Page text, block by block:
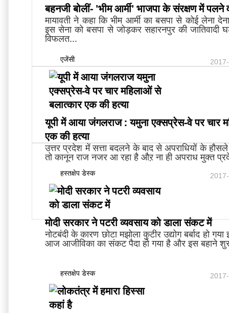
बहनजी बोलीं- 'भीम आर्मी' भाजपा के संरक्षण में पलने
मायावती ने कहा कि भीम आर्मी का बसपा से कोई लेना
इस सेना को बसपा से जोड़कर सहारनपुर की
विफलत...
एजेंसी
यूपी में आया जंगलराज : यमुना एक्सप्रेस-वे पर चार
एक की हत्या
उत्तर प्रदेश में सत्ता बदलने के बाद से अपराधियों के
तो कानून राज नजर आ रहा है औऱ ना ही अपराध मुक्त
हस्तक्षेप डेस्क
मोदी सरकार ने पटरी व्यवसाय को डाला संकट में
नोटबंदी के कारण छोटा मझोला कुटीर उद्योग बर्बाद हो
आज आजीविका का संकट पैदा हो गया है और इस बहाने
हस्तक्षेप डेस्क